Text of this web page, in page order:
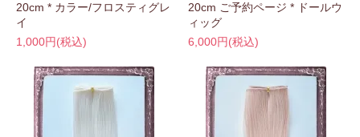
20cm * カラー/フロスティグレ
イ
1,000円(税込)
20cm ご予約ページ * ドールウ
ィッグ
6,000円(税込)